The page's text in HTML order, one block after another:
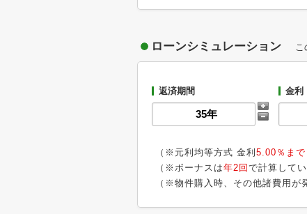
ローンシミュレーション こ
返済期間 金利
（※元利均等方式 金利 5.00％まで
（※ボーナスは年2回 で計算してい
（※物件購入時、その他諸費用が